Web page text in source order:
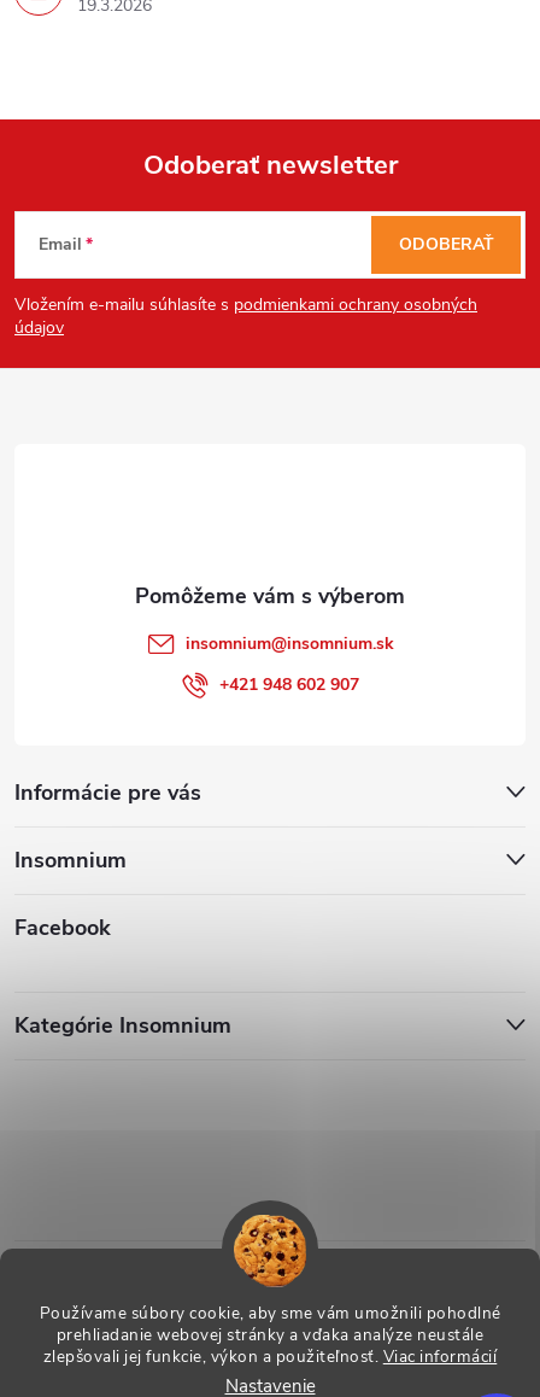
Používame súbory cookie, aby sme vám umožnili pohodlné
prehliadanie webovej stránky a vďaka analýze neustále
zlepšovali jej funkcie, výkon a použiteľnosť. Viac informácií
Nastavenie
19.3.2026
Z
á
p
Odoberať newsletter
Email
Vložením e-mailu súhlasíte s podmienkami ochrany osobných
údajov
ODOBERAŤ
Informácie pre vás
Insomnium
Facebook
insomnium@insomnium.sk
+421 948 602 907
Kategórie Insomnium
ESHOP - Insomnium, s.r.o. . Všetky práva vyhradené.